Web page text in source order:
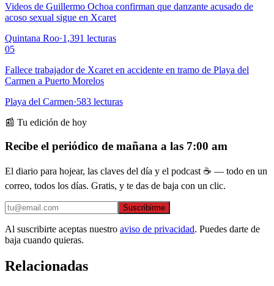
Videos de Guillermo Ochoa confirman que danzante acusado de
acoso sexual sigue en Xcaret
Quintana Roo·1,391 lecturas
05
Fallece trabajador de Xcaret en accidente en tramo de Playa del
Carmen a Puerto Morelos
Playa del Carmen·583 lecturas
📰 Tu edición de hoy
Recibe el periódico de mañana a las 7:00 am
El diario para hojear, las claves del día y el podcast ☕ — todo en un
correo, todos los días. Gratis, y te das de baja con un clic.
Suscribirme
Al suscribirte aceptas nuestro aviso de privacidad. Puedes darte de
baja cuando quieras.
Relacionadas